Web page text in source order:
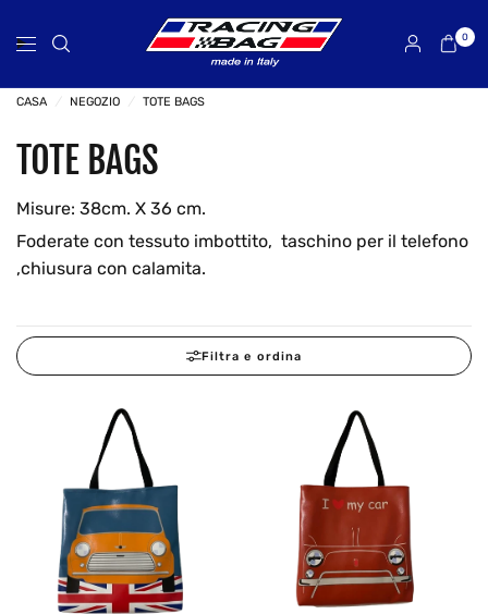
0
CASA NEGOZIO TOTE BAGS
TOTE BAGS
Misure: 38cm. X 36 cm.
Foderate con tessuto imbottito, taschino per il telefono
,chiusura con calamita.
Filtra e ordina